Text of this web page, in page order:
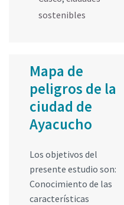
sostenibles
Mapa de
peligros de la
ciudad de
Ayacucho
Los objetivos del
presente estudio son:
Conocimiento de las
características